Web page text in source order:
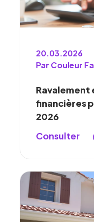
20.03.2026
Par Couleur
Ravalement
financières
2026
Consulter